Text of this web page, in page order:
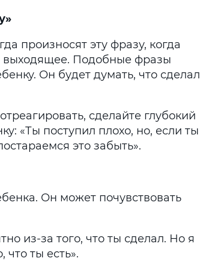
произносят эту фразу, когда
выходящее. Подобные фразы
Он будет думать, что сделал
сделайте глубокий
«Ты поступил плохо, но, если ты
это забыть».
Он может почувствовать
из-за того, что ты сделал. Но я
ты есть».